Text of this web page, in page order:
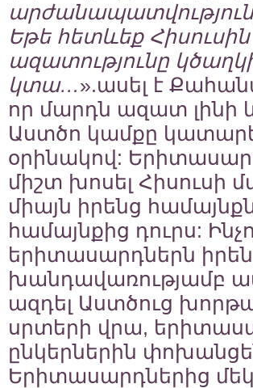
Եթե հետևեք
ազատությունը
կտա…».ասել է
որ մարդն ազատ լինի
Աստծո կամքը
օրինակով:
միշտ խոսել Հիսուսի
միայն իրենց
համայնքից դուրս:
երիտասարդներն
խանդավառությամբ
ազդել Աստծուց
սրտերի վրա,
ընկերներին
Երիտասարդներից